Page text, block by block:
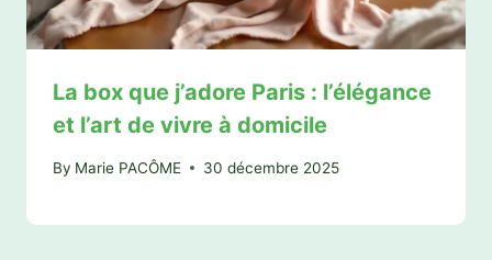
La box que j’adore Paris : l’élégance
et l’art de vivre à domicile
By Marie PACÔME 30 décembre 2025